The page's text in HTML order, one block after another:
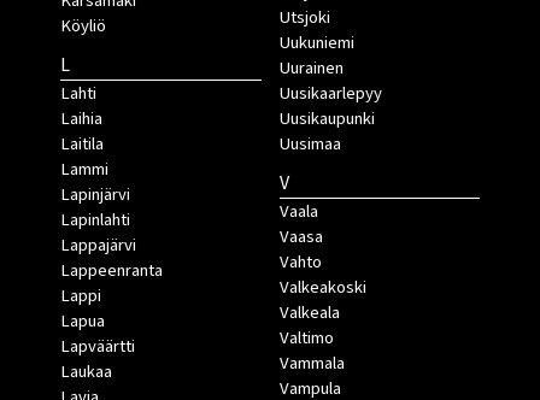
Köyliö
L
Lahti
Laihia
Laitila
Lammi
Lapinjärvi
Lapinlahti
Lappajärvi
Lappeenranta
Lappi
Lapua
Lapväärtti
Laukaa
Utsjoki
Uukuniemi
Uurainen
Uusikaarlepyy
Uusikaupunki
Uusimaa
V
Vaala
Vaasa
Vahto
Valkeakoski
Valkeala
Valtimo
Vammala
Vampula